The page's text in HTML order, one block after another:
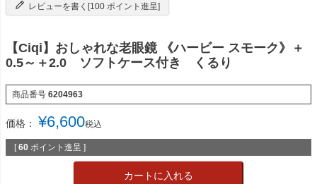
レビューを書く[100 ポイント進呈]
【Ciqi】おしゃれな老眼鏡 《ハービー スモーク》＋
0.5～＋2.0 ソフトケース付き くるり
商品番号 6204963
価格： ¥6,600税込
[ 60 ポイント進呈 ]
カートに入れる